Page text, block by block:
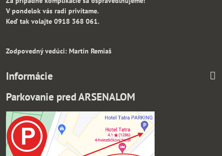
V pondelok vás radi privítame.
Keď tak volajte 0918 368 061.
Zodpovedný vedúci: Martin Remiaš
Informácie
Parkovanie pred ARSENALOM